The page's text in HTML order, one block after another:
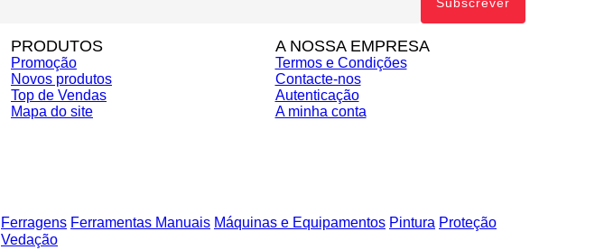
PRODUTOS
Promoção
Novos produtos
Top de Vendas
Mapa do site
A NOSSA EMPRESA
Termos e Condições
Contacte-nos
Autenticação
A minha conta
Ferragens Ferramentas Manuais Máquinas e Equipamentos Pintura Proteção
Vedação